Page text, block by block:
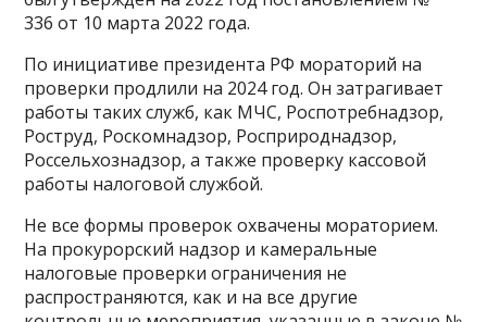
336 от 10 марта 2022 года.
По инициативе президента РФ мораторий на
проверки продлили на 2024 год. Он затрагивает
работы таких служб, как МЧС, Роспотребнадзор,
Роструд, Роскомнадзор, Росприроднадзор,
Россельхознадзор, а также проверку кассовой
работы налоговой службой.
Не все формы проверок охвачены мораторием.
На прокурорский надзор и камеральные
налоговые проверки ограничения не
распространяются, как и на все другие